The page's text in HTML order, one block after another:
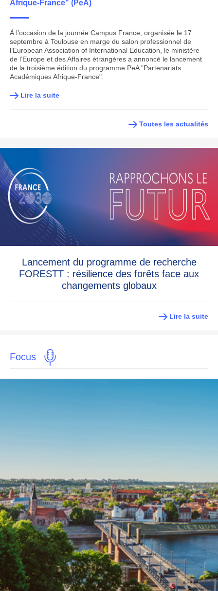
Afrique-France" (PeA)
À l’occasion de la journée Campus France, organisée le 17
septembre à Toulouse en marge du salon professionnel de
l’European Association of International Education, le ministère
de l’Europe et des Affaires étrangères a annoncé le lancement
de la troisième édition du programme PeA "Partenariats
Académiques Afrique-France".
Lire la suite
Toutes les actualités
Lancement du programme de recherche
FORESTT : résilience des forêts face aux
changements globaux
Lire la suite
Focus